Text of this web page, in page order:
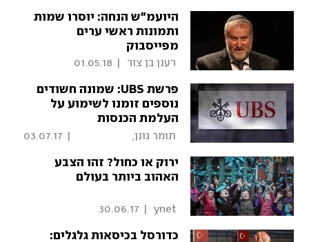
היועמ"ש הנחה: יוסרו שמות
ותמונות ראשי ערים
מפייסבוק
רענן בן צור 01.05.18
פרשת UBS: שמונה חשודים
נוספים זומנו לשימוע על
העלמת הכנסות
03.07.17
ירוק או כחול? זהו הצבע
האהוב ביותר בעולם
30.06.17
כדורסל בכיסאות גלגלים: